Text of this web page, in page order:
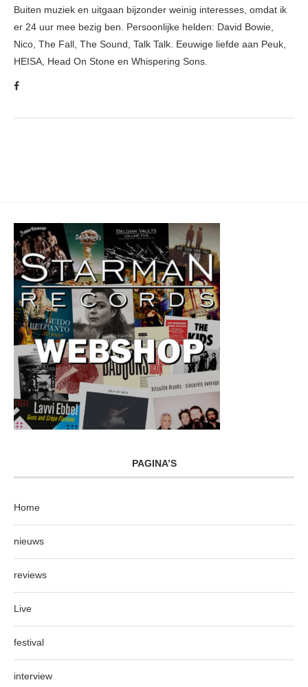
Buiten muziek en uitgaan bijzonder weinig interesses, omdat ik
er 24 uur mee bezig ben. Persoonlijke helden: David Bowie,
Nico, The Fall, The Sound, Talk Talk. Eeuwige liefde aan Peuk,
HEISA, Head On Stone en Whispering Sons.
PAGINA’S
Home
nieuws
reviews
Live
festival
interview